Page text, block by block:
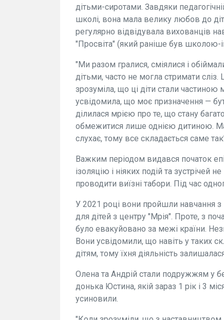
дітьми-сиротами. Завдяки
школі, вона мала велику любов до
регулярно відвідувала вихованців
"Просвіта" (який раніше був школою-
"Ми разом гралися, сміялися і
дітьми, часто не могла стримати
зрозуміла, що ці діти стали
усвідомила, що моє призначення —
ділилася мрією про те, що стану
обмежитися лише однією дитиною.
слухає, тому все складається саме
Важким періодом видався початок
ізоляцію і ніяких подій та зустрічей
проводити виїзні табори. Під час
У 2021 році вони пройшли навчання
для дітей з центру "Мрія". Проте, з
було евакуйовано за межі країни.
Вони усвідомили, що навіть у таких
дітям, тому їхня діяльність
Олена та Андрій стали подружжям у
донька Юстина, якій зараз 1 рік і 3
усиновили.